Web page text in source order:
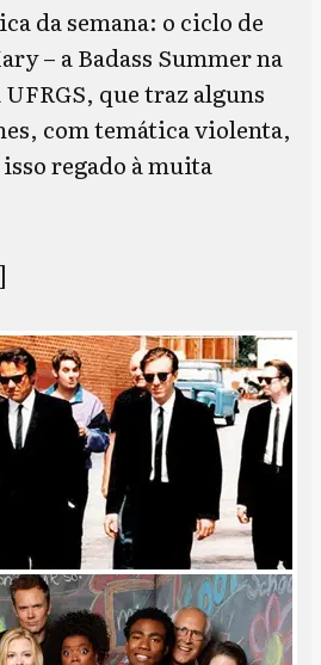
da semana: o ciclo de
– a Badass Summer na
UFRGS, que traz alguns
com temática violenta,
regado à muita